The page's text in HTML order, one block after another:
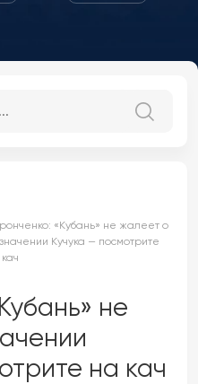
«Кубань» не жалеет о
Кучука — посмотрите
не
на кач